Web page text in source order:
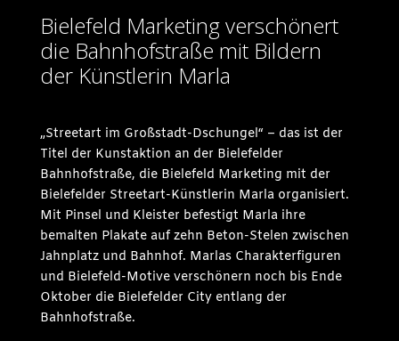
Bielefeld Marketing verschönert
die Bahnhofstraße mit Bildern
der Künstlerin Marla
„Streetart im Großstadt-Dschungel“ – das ist der
Titel der Kunstaktion an der Bielefelder
Bahnhofstraße, die Bielefeld Marketing mit der
Bielefelder Streetart-Künstlerin Marla organisiert.
Mit Pinsel und Kleister befestigt Marla ihre
bemalten Plakate auf zehn Beton-Stelen zwischen
Jahnplatz und Bahnhof. Marlas Charakterfiguren
und Bielefeld-Motive verschönern noch bis Ende
Oktober die Bielefelder City entlang der
Bahnhofstraße.